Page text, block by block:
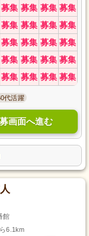
募集 募集 募集 募集
募集 募集 募集 募集
募集 募集 募集 募集
募集 募集 募集 募集
募集 募集 募集 募集
代活躍
画面へ進む
館
6.1km